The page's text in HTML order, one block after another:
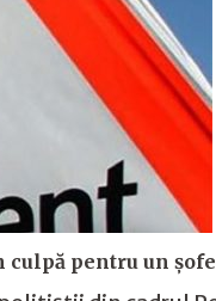
culpă pentru un